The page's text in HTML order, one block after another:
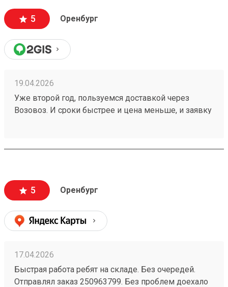
5 Оренбург
19.04.2026
Уже второй год, пользуемся доставкой через
Возовоз. И сроки быстрее и цена меньше, и заявку
№260273617. И девочки на звонки отвечают в
5 Оренбург
17.04.2026
Быстрая работа ребят на складе. Без очередей.
Отправлял заказ 250963799. Без проблем доехало